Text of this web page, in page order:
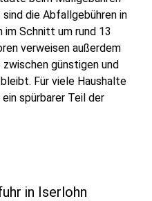
sind die Abfallgebühren in
im Schnitt um rund 13
verweisen außerdem
günstigen und
Für viele Haushalte
spürbarer Teil der
in Iserlohn